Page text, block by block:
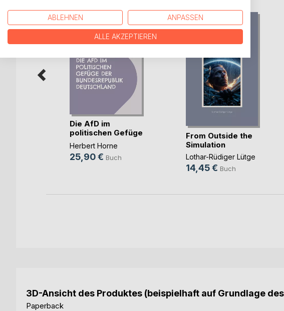
Die AfD im
politischen Gefüge
der (...)
Herbert Horne
25,90 € Buch
From Outside the
Simulation
Lothar-Rüdiger Lütge
14,45 € Buch
3D-Ansicht des Produktes (beispielhaft auf Grundlage
Paperback
ABLEHNEN ANPASSEN
ALLE AKZEPTIEREN